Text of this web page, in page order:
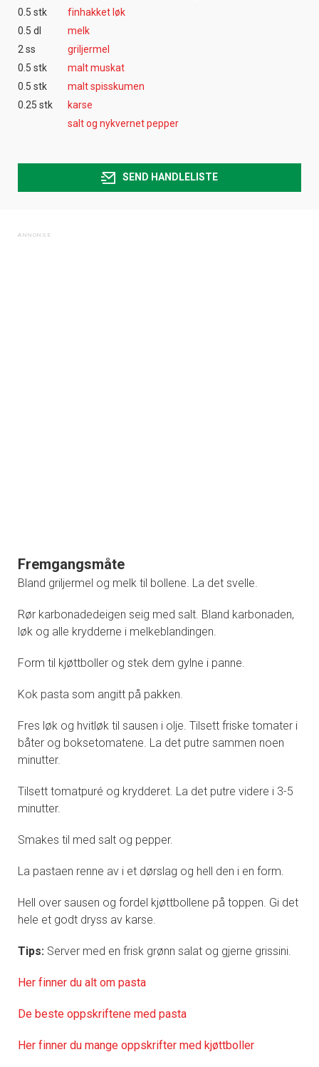
0.5 stk
finhakket løk
0.5 dl
melk
2 ss
griljermel
0.5 stk
malt muskat
0.5 stk
malt spisskumen
0.25 stk
karse
salt og nykvernet pepper
SEND HANDLELISTE
Fremgangsmåte
Bland griljermel og melk til bollene. La det svelle.
Rør karbonadedeigen seig med salt. Bland karbonaden,
løk og alle krydderne i melkeblandingen.
Form til kjøttboller og stek dem gylne i panne.
Kok pasta som angitt på pakken.
Fres løk og hvitløk til sausen i olje. Tilsett friske tomater i
båter og boksetomatene. La det putre sammen noen
minutter.
Tilsett tomatpuré og krydderet. La det putre videre i 3-5
minutter.
Smakes til med salt og pepper.
La pastaen renne av i et dørslag og hell den i en form.
Hell over sausen og fordel kjøttbollene på toppen. Gi det
hele et godt dryss av karse.
Tips: Server med en frisk grønn salat og gjerne grissini.
Her finner du alt om pasta
De beste oppskriftene med pasta
Her finner du mange oppskrifter med kjøttboller